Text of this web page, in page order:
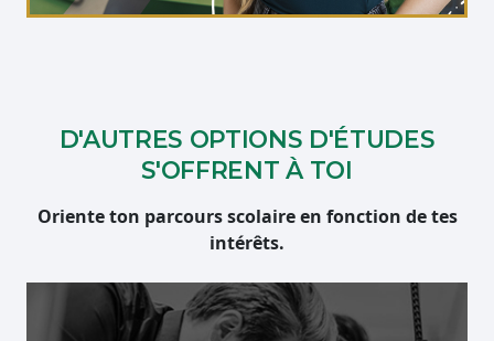
D'AUTRES OPTIONS D'ÉTUDES
S'OFFRENT À TOI
Oriente ton parcours scolaire en fonction de tes
intérêts.